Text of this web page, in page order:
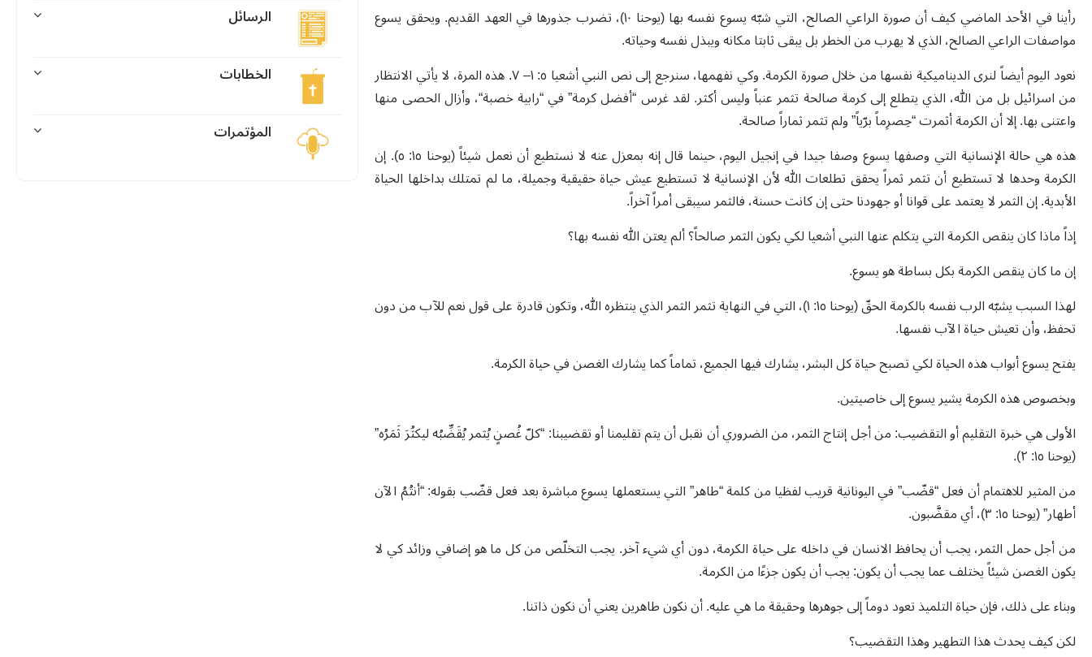
رأينا في الأحد الماضي كيف أن صورة الراعي الصالح، التي شبّه يسوع نفسه بها (يوحنا ١٠)، تضرب جذورها في العهد القديم. ويحقق يسوع
مواصفات الراعي الصالح، الذي لا يهرب من الخطر بل يبقى ثابتا مكانه ويبذل نفسه وحياته.
نعود اليوم أيضاً لنرى الديناميكية نفسها من خلال صورة الكرمة. وكي نفهمها، سنرجع إلى نص النبي أشعيا ٥: ١– ٧. هذه المرة، لا يأتي الانتظار
من اسرائيل بل من الله، الذي يتطلع إلى كرمة صالحة تثمر عنباً وليس أكثر. لقد غرس “أفضل كرمة” في “رابية خصبة“، وأزال الحصى منها
واعتنى بها. إلا أن الكرمة أثمرت “حِصرِماً برّياً” ولم تثمر ثماراً صالحة.
هذه هي حالة الإنسانية التي وصفها يسوع وصفا جيدا في إنجيل اليوم، حينما قال إنه بمعزل عنه لا نستطيع أن نعمل شيئاً (يوحنا ١٥: ٥). إن
الكرمة وحدها لا تستطيع أن تثمر ثمراً يحقق تطلعات الله لأن الإنسانية لا تستطيع عيش حياة حقيقية وجميلة، ما لم تمتلك بداخلها الحياة
الأبدية. إن الثمر لا يعتمد على قوانا أو جهودنا حتى إن كانت حسنة، فالثمر سيبقى أمراً آخراً.
إذاً ماذا كان ينقص الكرمة التي يتكلم عنها النبي أشعيا لكي يكون الثمر صالحاً؟ ألم يعتن الله نفسه بها؟
إن ما كان ينقص الكرمة بكل بساطة هو يسوع.
لهذا السبب يشبّه الرب نفسه بالكرمة الحقّ (يوحنا ١٥: ١)، التي في النهاية تثمر الثمر الذي ينتظره الله، وتكون قادرة على قول نعم للآب من دون
تحفظ، وأن تعيش حياة الآب نفسها.
يفتح يسوع أبواب هذه الحياة لكي تصبح حياة كل البشر، يشارك فيها الجميع، تماماً كما يشارك الغصن في حياة الكرمة.
وبخصوص هذه الكرمة يشير يسوع إلى خاصيتين.
الأولى هي خبرة التقليم أو التقضيب: من أجل إنتاج الثمر، من الضروري أن نقبل أن يتم تقليمنا أو تقضيبنا: “كلّ غُصنٍ يُثمر يُقَضِّبُه ليكثُرَ ثَمَرُه”
(يوحنا ١٥: ٢).
من المثير للاهتمام أن فعل “قضّب” في اليونانية قريب لفظيا من كلمة “طاهر” التي يستعملها يسوع مباشرة بعد فعل قضّب بقوله: “أنتُمُ الآن
أطهار” (يوحنا ١٥: ٣)، أي مقضَّبون
.
من أجل حمل الثمر، يجب أن يحافظ الانسان في داخله على حياة الكرمة، دون أي شيء آخر. يجب التخلّص من كل ما هو إضافي وزائد كي لا
يكون الغصن شيئاً يختلف عما يجب أن يكون: يجب أن يكون جزءًا من الكرمة.
وبناء على ذلك، فإن حياة التلميذ تعود دوماً إلى جوهرها وحقيقة ما هي عليه. أن نكون طاهرين يعني أن نكون ذاتنا.
لكن كيف يحدث هذا التطهير وهذا التقضيب؟
الرسائل
الخطابات
المؤتمرات